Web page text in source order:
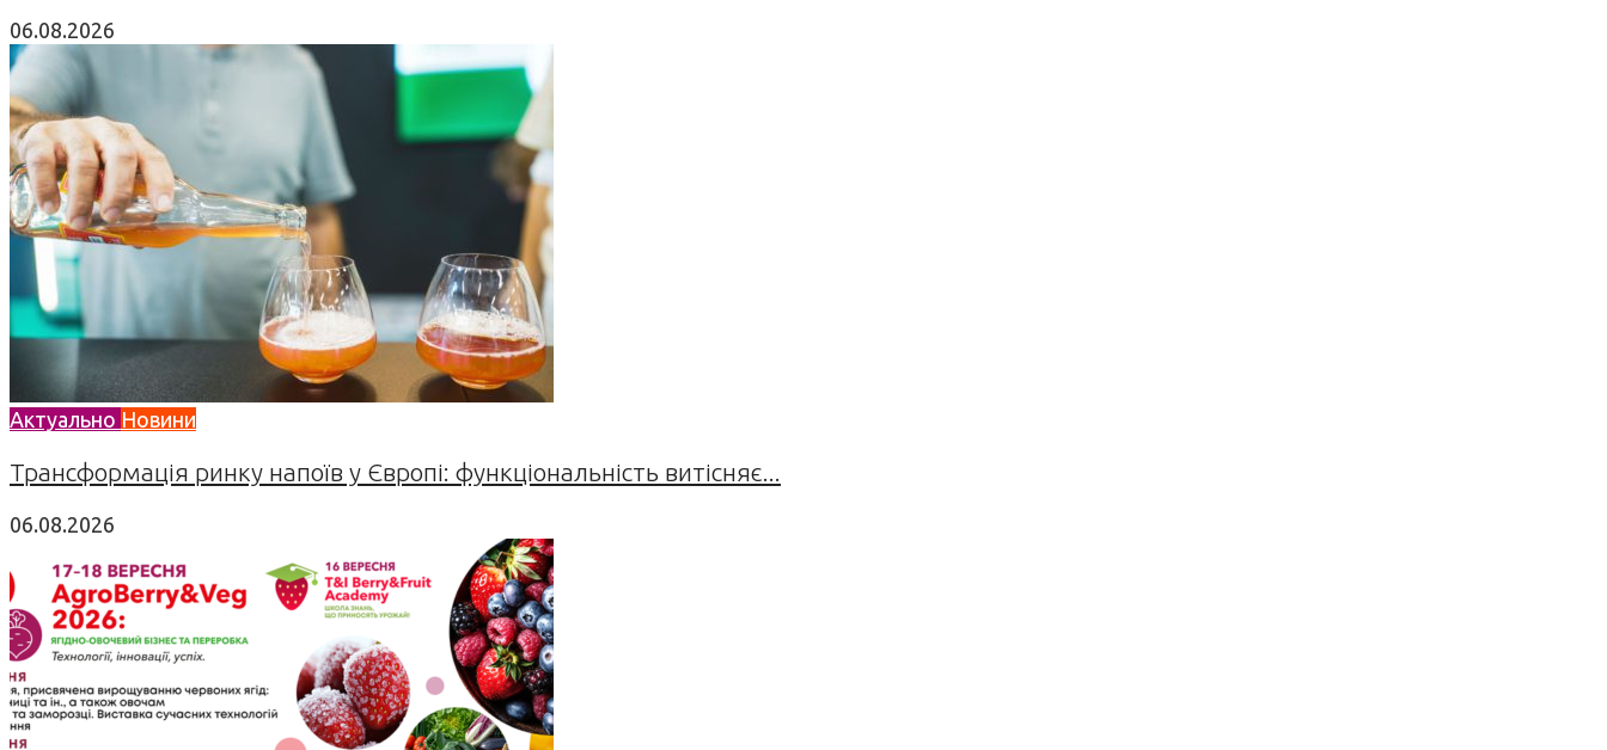
06.08.2026
Актуально Новини
Трансформація ринку напоїв у Європі: функціональність витісняє...
06.08.2026